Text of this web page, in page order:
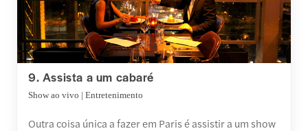
9. Assista a um cabaré
Show ao vivo | Entretenimento
Outra coisa única a fazer em Paris é assistir a um show